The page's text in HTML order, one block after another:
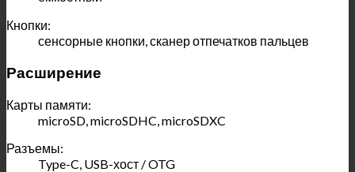
Кнопки:
сенсорные кнопки, сканер отпечатков пальцев
Расширение
Карты памяти:
microSD, microSDHC, microSDXC
Разъемы:
Type-C, USB-хост / OTG